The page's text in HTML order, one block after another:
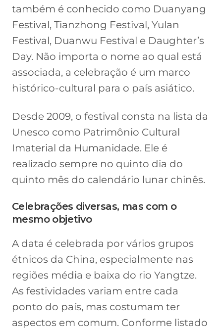
também é conhecido como Duanyang
Festival, Tianzhong Festival, Yulan
Festival, Duanwu Festival e Daughter’s
Day. Não importa o nome ao qual está
associada, a celebração é um marco
histórico-cultural para o país asiático.
Desde 2009, o festival consta na lista da
Unesco como Patrimônio Cultural
Imaterial da Humanidade. Ele é
realizado sempre no quinto dia do
quinto mês do calendário lunar chinês.
Celebrações diversas, mas com o
mesmo objetivo
A data é celebrada por vários grupos
étnicos da China, especialmente nas
regiões média e baixa do rio Yangtze.
As festividades variam entre cada
ponto do país, mas costumam ter
aspectos em comum. Conforme listado